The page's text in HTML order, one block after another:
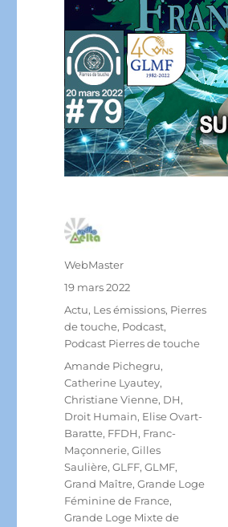
Auteur
WebMaster
Publié
19 mars 2022
Catégories
Actu, Les émissions, Pierres
de touche, Podcast,
Podcast Pierres de touche
Étiquettes
Amande Pichegru,
Catherine Lyautey,
Christiane Vienne, DH,
Droit Humain, Elise Ovart-
Baratte, FFDH, Franc-
Maçonnerie,Gilles
Saulière,GLFF,GLMF,
Grand Maître,Grande Loge
Féminine de France,
Grande Loge Mixte de